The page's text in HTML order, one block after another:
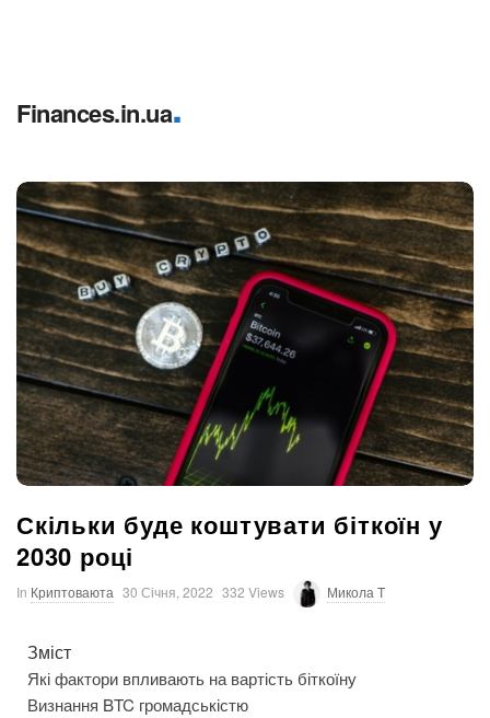
Finances.in.ua.
Скільки буде коштувати біткоїн у
2030 році
In Криптоваюта 30 Січня, 2022 332 Views Микола T
Зміст
Які фактори впливають на вартість біткоїну
Визнання BTC громадськістю